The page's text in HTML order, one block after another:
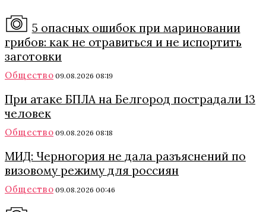
5 опасных ошибок при мариновании
грибов: как не отравиться и не испортить
заготовки
Общество 09.08.2026 08:19
При атаке БПЛА на Белгород пострадали 13
человек
Общество 09.08.2026 08:18
МИД: Черногория не дала разъяснений по
визовому режиму для россиян
Общество 09.08.2026 00:46